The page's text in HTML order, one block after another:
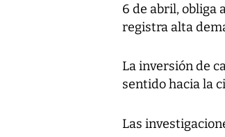
6 de abril, obliga
registra alta
La inversión de
sentido hacia la
Las